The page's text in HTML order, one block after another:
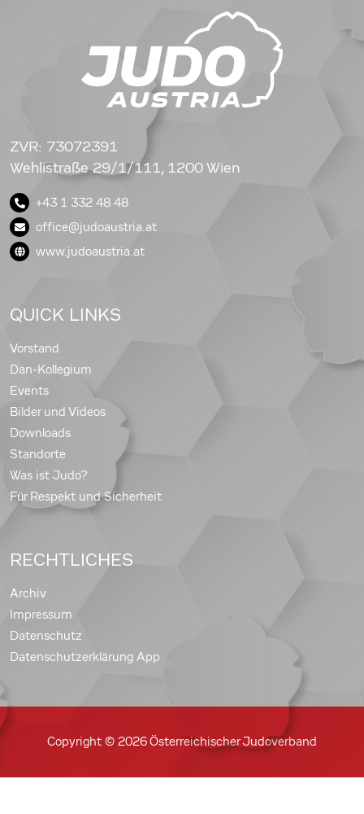
ZVR: 73072391
Wehlistraße 29/1/111, 1200 Wien
+43 1 332 48 48
office@judoaustria.at
www.judoaustria.at
QUICK LINKS
Vorstand
Dan-Kollegium
Events
Bilder und Videos
Downloads
Standorte
Was ist Judo?
Für Respekt und Sicherheit
RECHTLICHES
Archiv
Impressum
Datenschutz
Datenschutzerklärung App
Copyright © 2026 Österreichischer Judoverband